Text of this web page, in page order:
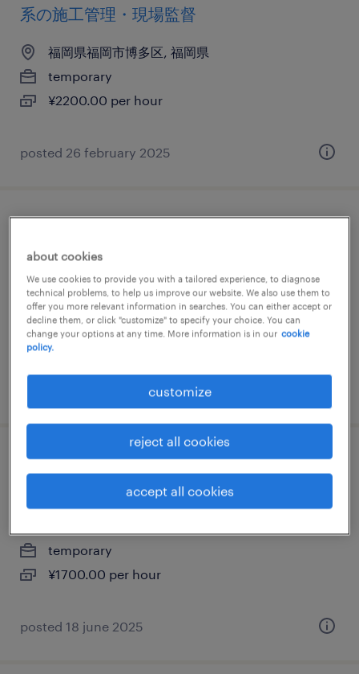
系の施工管理・現場監督
福岡県福岡市博多区, 福岡県
temporary
¥2200.00 per hour
posted 26 february 2025
se（ビジネスアプリケーション系）
福岡県福岡市博多区, 福岡県
temporary
¥2000.00 per hour
posted 10 september 2025
it・web系／メーカー系／流通・サービス系
のプログラマー
temporary
¥1700.00 per hour
posted 18 june 2025
about cookies
We use cookies to provide you with a tailored experience, to diagnose
technical problems, to help us improve our website. We also use them to
offer you more relevant information in searches. You can either accept or
decline them, or click "customize" to specify your choice. You can
change your options at any time. More information is in our cookie
policy.
customize
reject all cookies
accept all cookies